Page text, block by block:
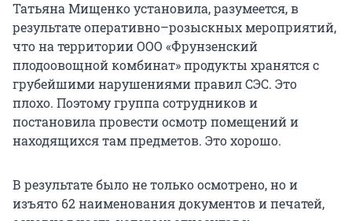
Татьяна Мищенко установила, разумеется, в
результате оперативно–розыскных мероприятий,
что на территории ООО «Фрунзенский
плодоовощной комбинат» продукты хранятся с
грубейшими нарушениями правил СЭС. Это
плохо. Поэтому группа сотрудников и
постановила провести осмотр помещений и
находящихся там предметов. Это хорошо.
В результате было не только осмотрено, но и
изъято 62 наименования документов и печатей,